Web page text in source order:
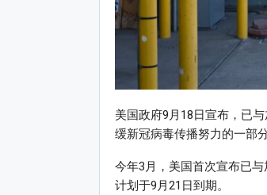
美国政府9月18日宣布，已
缓新冠病毒传播努力的一部分
今年3月，美国首次宣布已
计划于9月21日到期。